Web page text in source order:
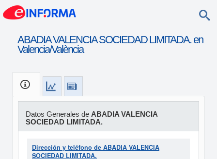
ABADIA VALENCIA SOCIEDAD LIMITADA. en
Valencia/València
Datos Generales de ABADIA VALENCIA
SOCIEDAD LIMITADA.
Dirección y teléfono de ABADIA VALENCIA
SOCIEDAD LIMITADA.